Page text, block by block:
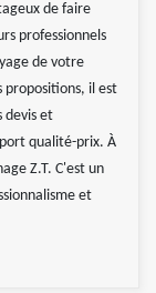
de faire
professionnels
de votre
propositions, il est
devis et
qualité-prix. À
Z.T. C'est un
et